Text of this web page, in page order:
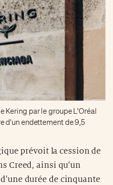
Kering par le groupe L'Oréal
d'un endettement de 9,5
prévoit la cession de
Creed, ainsi qu’un
durée de cinquante